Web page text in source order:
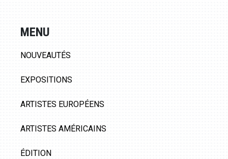
MENU
NOUVEAUTÉS
EXPOSITIONS
ARTISTES EUROPÉENS
ARTISTES AMÉRICAINS
ÉDITION